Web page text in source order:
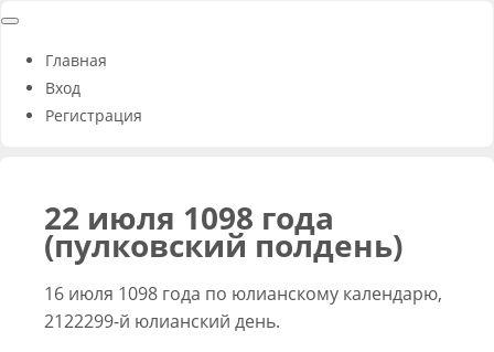
Главная
Вход
Регистрация
22 июля 1098 года
(пулковский полдень)
16 июля 1098 года по юлианскому календарю,
2122299-й юлианский день.